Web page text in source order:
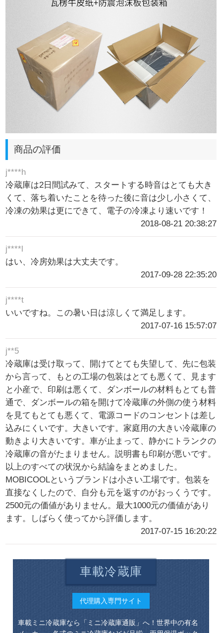
商品の評価
j****h
冷蔵庫は2日間試みて、スタートする時音はとても大き
くて、落ち着いたことを待った後に音は少し小さくて、
冷凍の効果は更にできて、電子の冷凍より速いです！
2018-08-21 20:38:27
j****l
はい、冷房効果は大丈夫です。
2017-09-28 22:35:20
j****t
いいですね。この暑い日は涼しくて満足します。
2017-07-16 15:57:07
j**5
冷蔵庫は受け取って、開けてとても失望して、先に包装
から言って、もとの工場の包装はとても悪くて、見ます
と小産で、印刷は悪くて、ダンボールの材料もとても普
通で、ダンボールの箱を開けて冷蔵庫の外側の使う材料
を見てもとても悪くて、電源コードのコンセントは差し
込みにくいです。大きいです。家庭用の大きい冷蔵庫の
動きより大きいです。車が止まって、静かにトランクの
冷蔵庫の音がたまりません。説明書も印刷が悪いです。
以上のすべての状況から結論をまとめました。
MOBICOOLというブランドは小さい工場です。包装を
直接なくしたので、自分も元を返すのがおっくうです。
2500元の価値がありません。最大1000元の価値があり
ます。しばらく使ってから評価します。
2017-07-15 16:20:22
車載冷蔵庫
代理購入専門サイト
車載ミニ冷蔵庫なら「ミニ冷蔵庫通販」へ！世界中の有名